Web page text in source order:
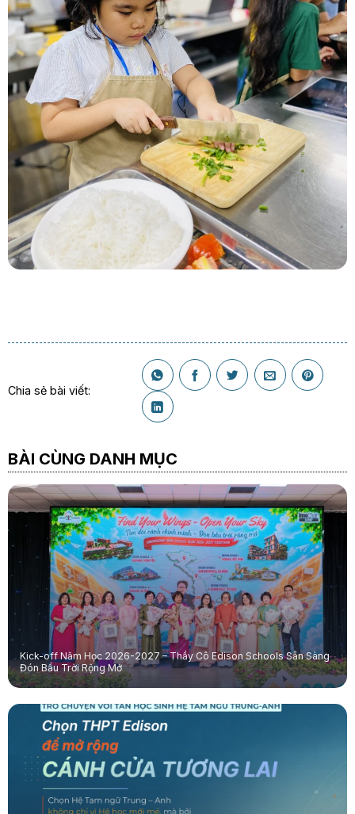
Chia sẻ bài viết:
BÀI CÙNG DANH MỤC
Kick-off Năm Học 2026-2027 – Thầy Cô Edison Schools Sẵn Sàng
Đón Bầu Trời Rộng Mở